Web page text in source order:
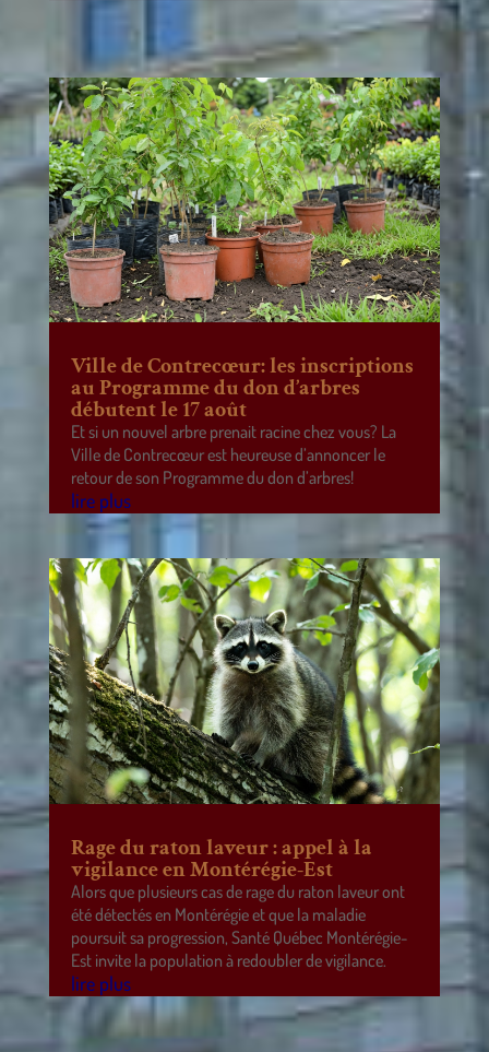
Ville de Contrecœur: les inscriptions
au Programme du don d’arbres
débutent le 17 août
Et si un nouvel arbre prenait racine chez vous? La
Ville de Contrecœur est heureuse d’annoncer le
retour de son Programme du don d’arbres!
lire plus
Rage du raton laveur : appel à la
vigilance en Montérégie-Est
Alors que plusieurs cas de rage du raton laveur ont
été détectés en Montérégie et que la maladie
poursuit sa progression, Santé Québec Montérégie-
Est invite la population à redoubler de vigilance.
lire plus